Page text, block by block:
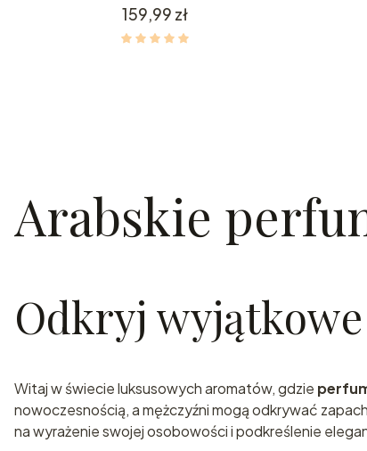
Cena
159,99 zł
Arabskie
Odkryj
Witaj w świecie luksusowych aromatów, gdzie
nowoczesnością, a mężczyźni mogą odkrywać
na wyrażenie swojej osobowości i podkreślenie